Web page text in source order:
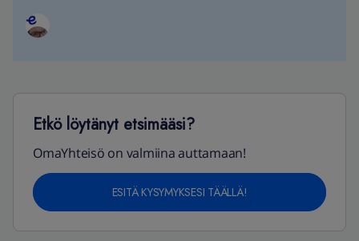
Etkö löytänyt etsimääsi?
OmaYhteisö on valmiina auttamaan!
ESITÄ KYSYMYKSESI TÄÄLLÄ!